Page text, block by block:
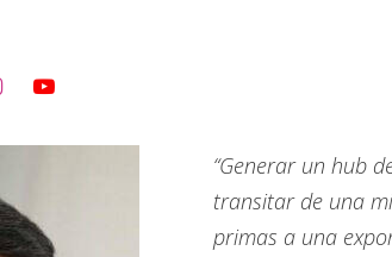

“Generar un hub
transitar de una
primas a una